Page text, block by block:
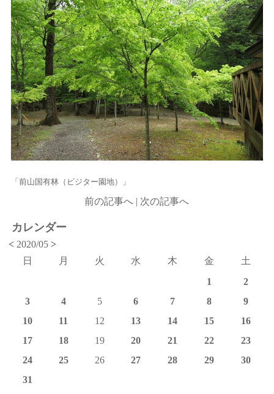
「前山国有林（ビジター園地）」
前の記事へ | 次の記事へ
カレンダー
< 2020/05>
日
月 火 水 木 金
土
1
2
3
4 5 6 7 8
9
10
11 12 13 14 15
16
17
18 19 20 21 22
23
24
25 26 27 28 29
30
31